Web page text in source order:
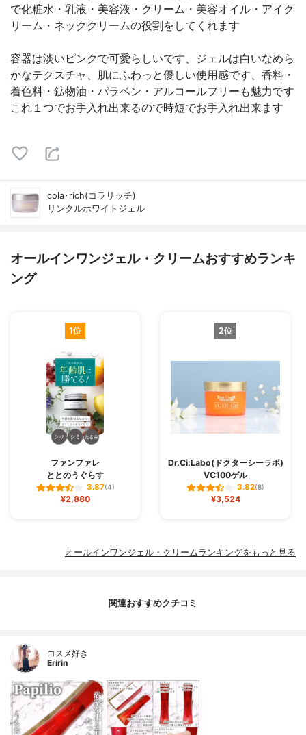
で化粧水・乳液・美容液・クリーム・美容オイル・アイク
リーム・ネッククリームの役割をしてくれます
容器は淡いピンクで可愛らしいです、ジェルは白いなめら
かなテクスチャ、肌にふわっと優しい使用感です、香料・
着色料・鉱物油・パラベン・アルコールフリーも魅力です
これ１つでお手入れ出来るので時短でお手入れ出来ます
cola･rich(コラリッチ)
リンクルホワイトジェル
オールインワンジェル・クリームおすすめランキ
ング
1位
ファンファレ
ととのうぐらす
3.87(4)
¥2,880
2位
Dr.Ci:Labo(ドクターシーラボ)
VC100ゲル
3.82(8)
¥3,524
オールインワンジェル・クリームランキングをもっと見る
関連おすすめクチコミ
コスメ好き
Eririn